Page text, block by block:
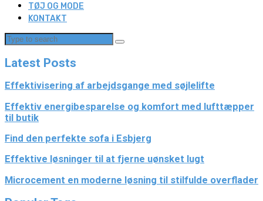
TØJ OG MODE
KONTAKT
Latest Posts
Effektivisering af arbejdsgange med søjlelifte
Effektiv energibesparelse og komfort med lufttæpper
til butik
Find den perfekte sofa i Esbjerg
Effektive løsninger til at fjerne uønsket lugt
Microcement en moderne løsning til stilfulde overflader